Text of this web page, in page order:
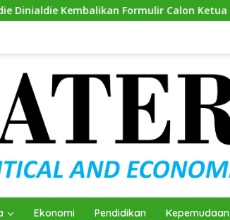
Formulir Calon Ketua Golkar Sumsel
Ekonomi Pendidikan Kepemudaan